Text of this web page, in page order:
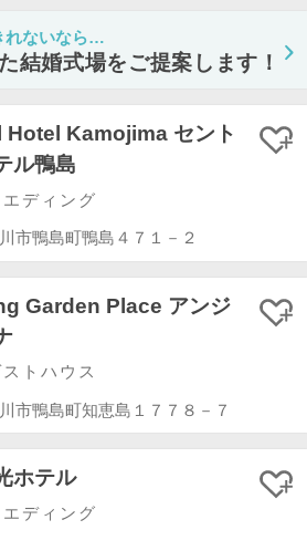
れないなら…
結婚式場をご提案します！
Hotel Kamojima セント
ル鴨島
ディング
市鴨島町鴨島４７１－２
Garden Place アンジ
トハウス
市鴨島町知恵島１７７８－７
ホテル
ディング